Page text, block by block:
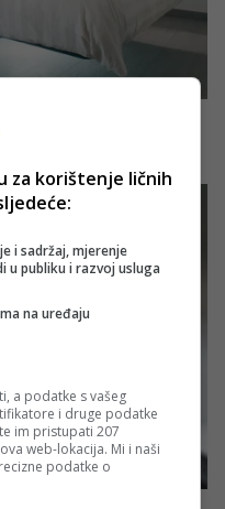
za korištenje ličnih
i sadržaj, mjerenje
u publiku i razvoj usluga
na uređaju
a podatke s vašeg
i druge podatke
im pristupati 207
web-lokacija. Mi i naši
podatke o